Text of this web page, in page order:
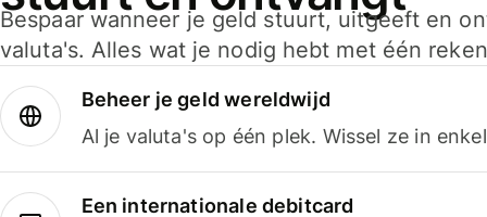
Bespaar wanneer je geld stuurt, uitgeeft en
valuta's. Alles wat je nodig hebt met één
Beheer je geld wereldwijd
Al je valuta's op één plek. Wissel ze in
Een internationale debitcard